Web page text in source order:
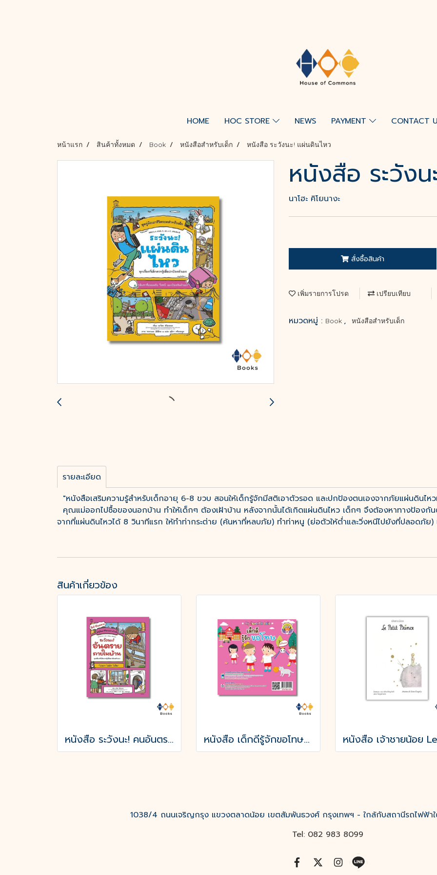
HOME HOC STORE NEWS PAYMENT CONTACT
หน้าแรก สินค้าทั้งหมด Book หนังสือสำหรับเด็ก หนังสือ ระวังนะ! แผ่นดินไหว
หนังสือ ระวัง
นาโฮะ คิโยนางะ
สั่งซื้อสินค้า
เพิ่มรายการโปรด เปรียบเทียบ
หมวดหมู่ : Book , หนังสือสำหรับเด็ก
รายละเอียด
"หนังสือเสริมความรู้สำหรับเด็กอายุ 6-8 ขวบ สอนให้เด็กรู้จักมีสติเอาตัวรอด และปกป้องตนเองจากภัยแผ่นดินไห
คุณแม่ออกไปซื้อของนอกบ้าน ทำให้เด็กๆ ต้องเฝ้าบ้าน หลังจากนั้นได้เกิดแผ่นดินไหว เด็กๆ จึงต้องหาทางป้อง
จากที่แผ่นดินไหวได้ 8 วินาทีแรก ให้ทำท่ากระต่าย (ค้นหาที่หลบภัย) ทำท่าหนู (ย่อตัวให้ต่ำและวิ่งหนีไปยังที่ปลอดภัย)
สินค้าเกี่ยวข้อง
หนังสือ ระวังนะ! คนอันตราย (ปกอ่อน) หนังสือ เด็กดีรู้จักขอโทษ (พิมพ์ครั้งที่ 3)
1038/4 ถนนเจริญกรุง แขวงตลาดน้อย เขตสัมพันธวงศ์ กรุงเทพฯ - ใกล้กับสถานีรถไฟฟ้า
Tel: 082 983 8099